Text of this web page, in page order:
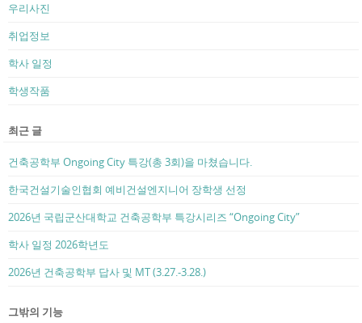
우리사진
취업정보
학사 일정
학생작품
최근 글
건축공학부 Ongoing City 특강(총 3회)을 마쳤습니다.
한국건설기술인협회 예비건설엔지니어 장학생 선정
2026년 국립군산대학교 건축공학부 특강시리즈 “Ongoing City”
학사 일정 2026학년도
2026년 건축공학부 답사 및 MT (3.27.-3.28.)
그밖의 기능